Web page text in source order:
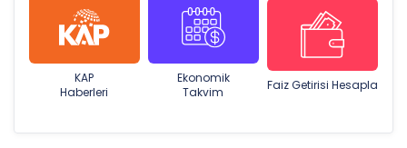
KAP
Haberleri
Ekonomik
Takvim
Faiz Getirisi Hesapla